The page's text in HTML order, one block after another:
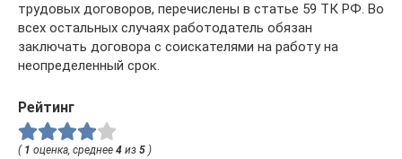
трудовых договоров, перечислены в статье 59 ТК РФ. Во
всех остальных случаях работодатель обязан
заключать договора с соискателями на работу на
неопределенный срок.
Рейтинг
( 1 оценка, среднее 4 из 5 )